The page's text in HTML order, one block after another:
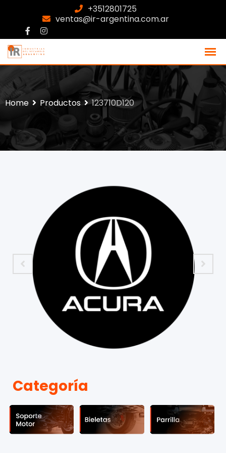
+3512801725
ventas@ir-argentina.com.ar
Home Productos 123710D120
Categoría